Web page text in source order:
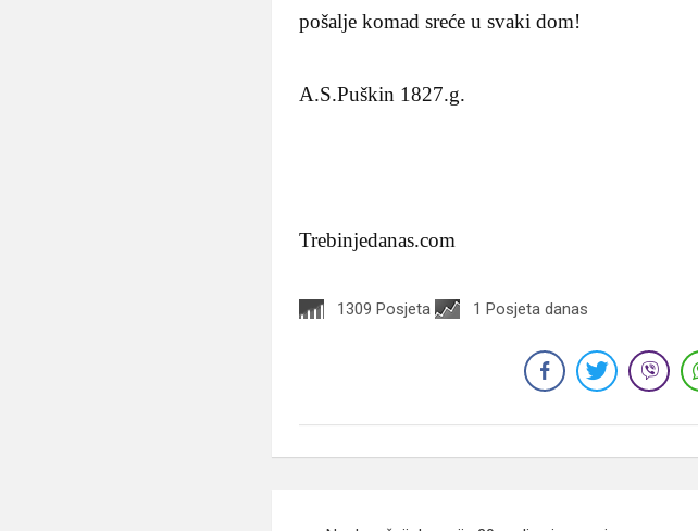
pošalje komad sreće u svaki dom!
A.S.Puškin 1827.g.
Trebinjedanas.com
1309 Posjeta 1 Posjeta danas